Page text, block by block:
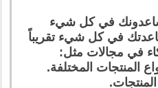
في كل شيء تقريباً
في مجالات مثل:
المنتجات المختلفة.